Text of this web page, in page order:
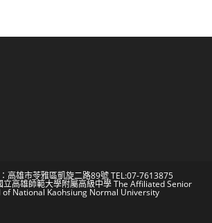
高雄市苓雅區凱旋二路89號 TEL:07-7613875
高雄師範大學附屬高級中學 The Affiliated Senior
of National Kaohsiung Normal University